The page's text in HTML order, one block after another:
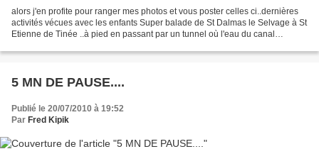
alors j'en profite pour ranger mes photos et vous poster celles ci..dernières
activités vécues avec les enfants Super balade de St Dalmas le Selvage à St
Etienne de Tinée ..à pied en passant par un tunnel où l'eau du canal
5 MN DE PAUSE....
Publié le 20/07/2010 à 19:52
Par Fred Kipik